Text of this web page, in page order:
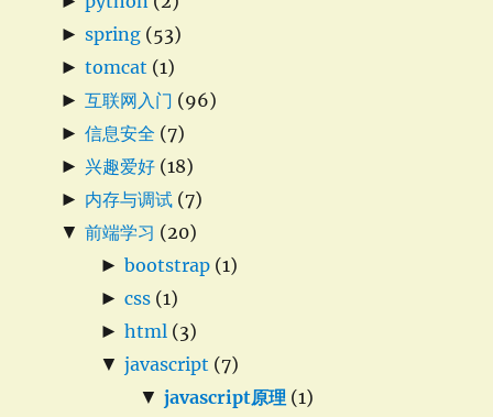
► spring (53)
► tomcat (1)
► 互联网入门 (96)
► 信息安全 (7)
► 兴趣爱好 (18)
► 内存与调试 (7)
▼ 前端学习 (20)
► bootstrap (1)
► css (1)
► html (3)
▼ javascript (7)
▼ javascript原理 (1)